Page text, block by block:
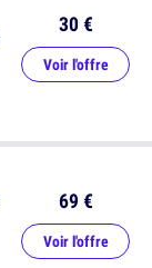
69 €
Voir l'offre
30 €
Voir l'offre